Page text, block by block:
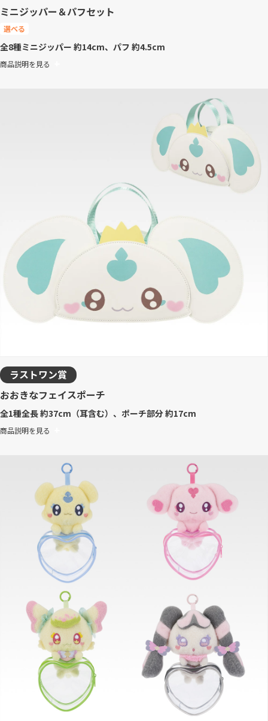
ミニジッパー＆パフセット
選べる
全8種ミニジッパー 約14cm、パフ 約4.5cm
商品説明を見る
ラストワン賞
おおきなフェイスポーチ
全1種全長 約37cm（耳含む）、ポーチ部分 約17cm
商品説明を見る